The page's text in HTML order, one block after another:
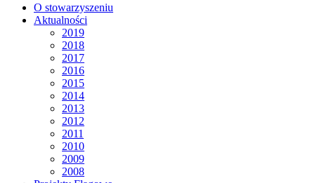
O stowarzyszeniu
Aktualności
2019
2018
2017
2016
2015
2014
2013
2012
2011
2010
2009
2008